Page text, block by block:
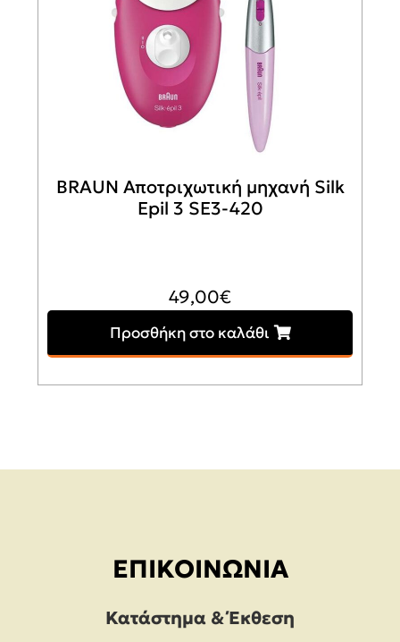
BRAUN Αποτριχωτική μηχανή Silk
Epil 3 SE3-420
49,00€
Προσθήκη στο καλάθι
ΕΠΙΚΟΙΝΩΝΊΑ
Κατάστημα & Έκθεση